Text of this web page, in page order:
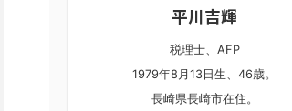
平川吉輝
税理士、AFP
1979年8月13日生、46歳。
長崎県長崎市在住。